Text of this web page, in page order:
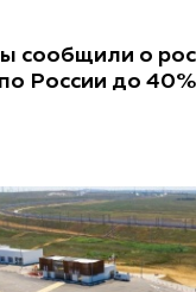
сообщили о
России до 40%